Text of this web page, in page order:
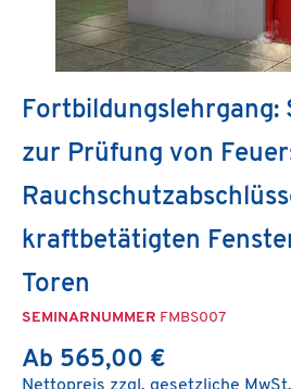
Fortbildungslehrgang:
zur Prüfung von
kraftbetätigten
Toren
SEMINARNUMMER FMBS007
Ab 565,00 €